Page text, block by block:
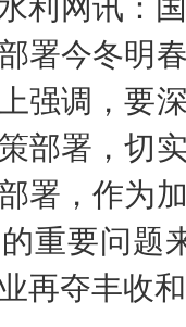
署今冬明
强调，要
部署，切
署，作为
重要问题
再夺丰收